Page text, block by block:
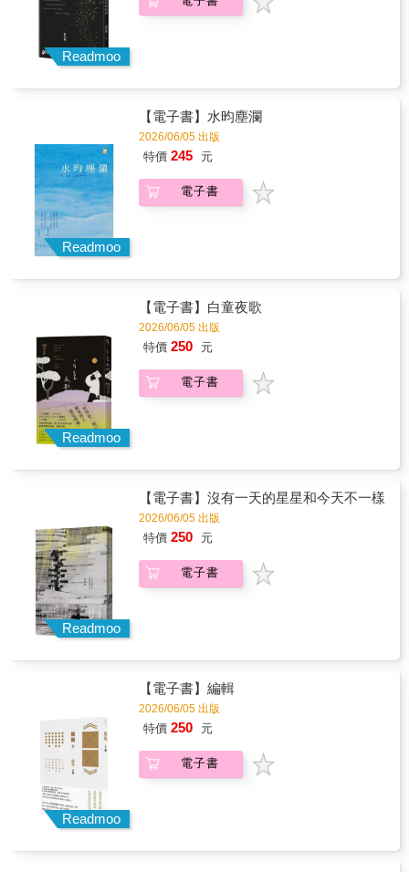
Readmoo
Readmoo
【電子書】水昀塵瀾
2026/06/05 出版
特價 245 元
電子書
Readmoo
【電子書】白童夜歌
2026/06/05 出版
特價 250 元
電子書
Readmoo
【電子書】沒有一天的星星和今天不一樣
2026/06/05 出版
特價 250 元
電子書
Readmoo
【電子書】編輯
2026/06/05 出版
特價 250 元
電子書